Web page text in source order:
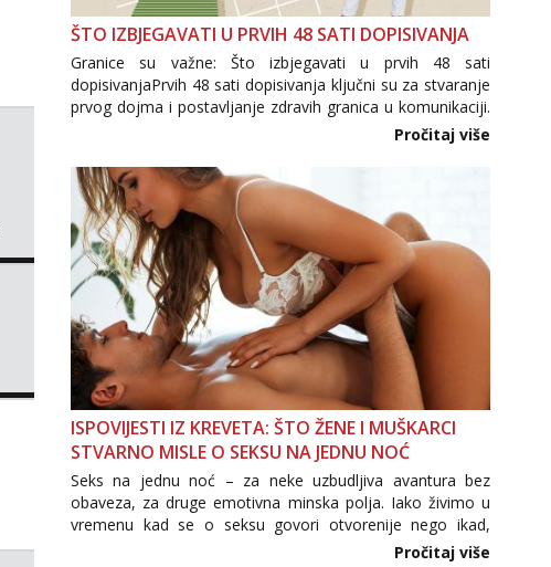
ŠTO IZBJEGAVATI U PRVIH 48 SATI DOPISIVANJA
Granice su važne: Što izbjegavati u prvih 48 sati
dopisivanjaPrvih 48 sati dopisivanja ključni su za stvaranje
prvog dojma i postavljanje zdravih granica u komunikaciji.
Važno je izbjeći prebrzo otkrivanje osobnih ili intimnih
informacija, jer nepoznata osoba još nije zaslužila to
povjerenje. Takođe...
Pročitaj više
ISPOVIJESTI IZ KREVETA: ŠTO ŽENE I MUŠKARCI
STVARNO MISLE O SEKSU NA JEDNU NOĆ
Seks na jednu noć – za neke uzbudljiva avantura bez
obaveza, za druge emotivna minska polja. Iako živimo u
vremenu kad se o seksu govori otvorenije nego ikad,
tema „jedne noći strasti“ i dalje izaziva burne rasprave. Što
Pročitaj više